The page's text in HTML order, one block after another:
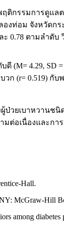
ติกรรมการดูแ
งท่อม จังหวัด
ละ 0.78 ตาม
(M= 4.29,
ก (r= 0.519)
วยเบาหวาน
ต่อเนื่องและ
Hall.
McGraw-Hill
among